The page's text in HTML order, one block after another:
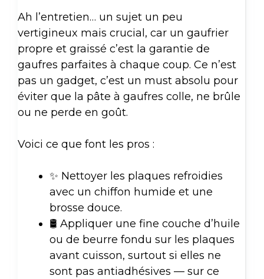
Ah l’entretien… un sujet un peu
vertigineux mais crucial, car un gaufrier
propre et graissé c’est la garantie de
gaufres parfaites à chaque coup. Ce n’est
pas un gadget, c’est un must absolu pour
éviter que la pâte à gaufres colle, ne brûle
ou ne perde en goût.
Voici ce que font les pros :
✨ Nettoyer les plaques refroidies
avec un chiffon humide et une
brosse douce.
🛢️ Appliquer une fine couche d’huile
ou de beurre fondu sur les plaques
avant cuisson, surtout si elles ne
sont pas antiadhésives — sur ce